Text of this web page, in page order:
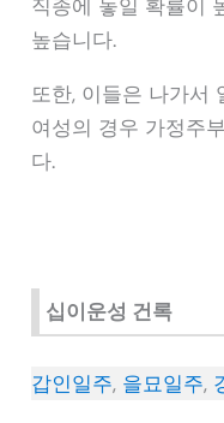
직종에 놓일 확률이
높습니다.
또한, 이들은 나가서
여성의 경우 가정주
다.
십이운성 건록
갑인일주, 을묘일주,